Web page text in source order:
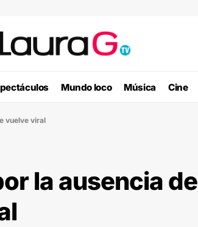
Mundo loco Música Cine
vuelve viral
la ausencia de